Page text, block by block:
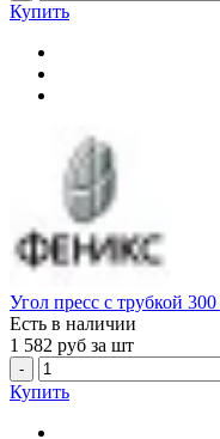
Купить
Угол пресс с трубкой
Есть в наличии
1 582 руб за шт
-
Купить